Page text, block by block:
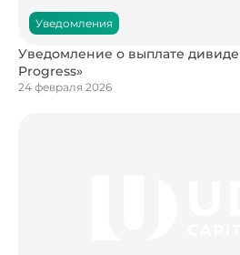
Уведомления
Уведомление о выплате
Progress»
24 февраля 2026